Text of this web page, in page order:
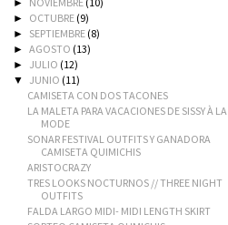
►
► OCTUBRE (9)
► SEPTIEMBRE (8)
►AGOSTO (13)
► JULIO (12)
▼ JUNIO (11)
CAMISETA CON DOS TACONES
LA MALETA PARA VACACIONES DE SISSY À LA
MODE
SONAR FESTIVAL OUTFITS Y GANADORA
CAMISETA QUIMICHIS
ARISTOCRAZY
TRES LOOKS NOCTURNOS // THREE NIGHT
OUTFITS
FALDA LARGO MIDI- MIDI LENGTH SKIRT